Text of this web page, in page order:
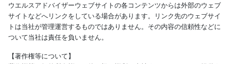
ウエルスアドバイザーウェブサイトの各コンテンツからは外部のウェブ
サイトなどへリンクをしている場合があります。リンク先のウェブサイ
トは当社が管理運営するものではありません。その内容の信頼性などに
ついて当社は責任を負いません。
【著作権等について】